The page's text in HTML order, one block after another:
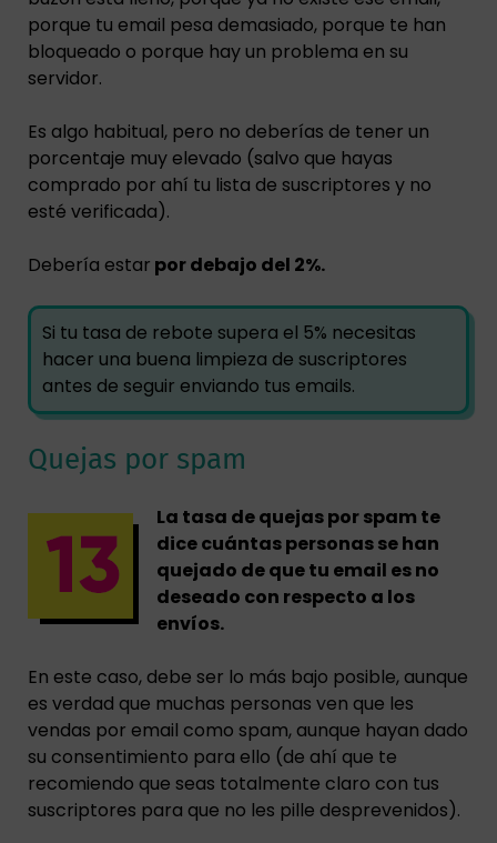
porque tu email pesa demasiado, porque te han
bloqueado o porque hay un problema en su
servidor.
Es algo habitual, pero no deberías de tener un
porcentaje muy elevado (salvo que hayas
comprado por ahí tu lista de suscriptores y no
esté verificada).
Debería estar por debajo del 2%.
Si tu tasa de rebote supera el 5% necesitas
hacer una buena limpieza de suscriptores
antes de seguir enviando tus emails.
Quejas por spam
La tasa de quejas por spam te
dice cuántas personas se han
quejado de que tu email es no
deseado con respecto a los
envíos.
En este caso, debe ser lo más bajo posible, aunque
es verdad que muchas personas ven que les
vendas por email como spam, aunque hayan dado
su consentimiento para ello (de ahí que te
recomiendo que seas totalmente claro con tus
suscriptores para que no les pille desprevenidos).